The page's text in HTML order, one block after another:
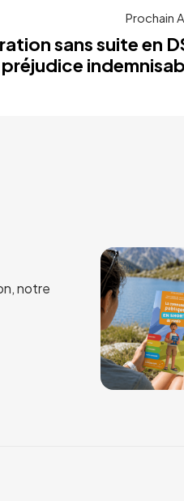
Prochain
sans suite en
préjudice
notre